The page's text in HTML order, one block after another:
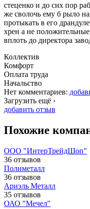
стеценко и до сих пор
же сволочь ему б рыло
протыкать в его
хрен а не
вплоть до директора
Коллектив
Комфорт
Оплата труда
Начальство
Нет комментариев:
Загрузить ещё ›
добавить отзыв
Похожие
ООО "ИнтерТрейдШоп"
36 отзывов
Полиметалл
36 отзывов
Ариэль Металл
35 отзывов
ОАО "Мечел"